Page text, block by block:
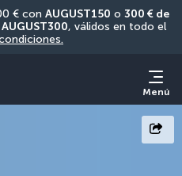
€ con AUGUST150 o 300 € de
AUGUST300, válidos en todo el
Menú